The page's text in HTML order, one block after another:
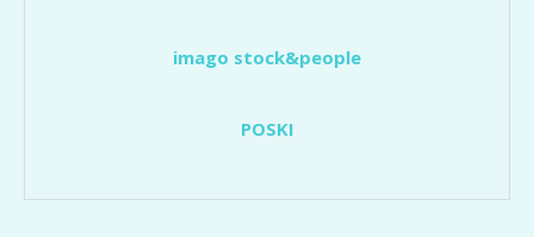
imago stock&people
POSKI